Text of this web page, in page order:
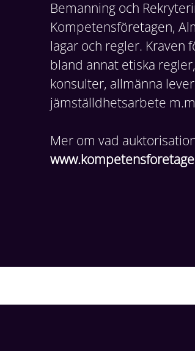
Bemanning och
Kompetensföretagen,
lagar och regler. Kraven
bland annat etiska
konsulter, allmänna
jämställdhetsarbete
Mer om vad